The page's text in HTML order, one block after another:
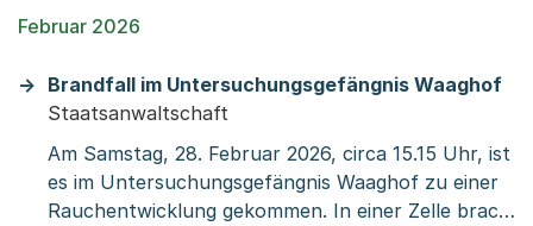
Staatsanwaltschaft Basel-Stadt und die
immer umfangreicheren und komplexeren
Verfahren konfrontiert.
Februar 2026
Brandfall im Untersuchungsgefängnis Waaghof
Staatsanwaltschaft
Am Samstag, 28. Februar 2026, circa 15.15 Uhr, ist
es im Untersuchungsgefängnis Waaghof zu einer
Rauchentwicklung gekommen. In einer Zelle brach